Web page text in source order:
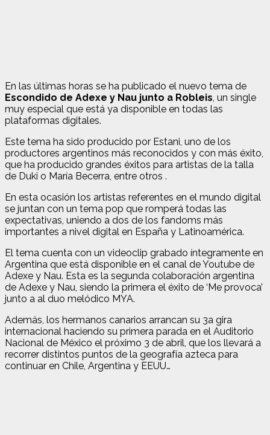
En las últimas horas se ha publicado el nuevo tema de
Escondido de Adexe y Nau junto a Robleis, un single
muy especial que está ya disponible en todas las
plataformas digitales.
Este tema ha sido producido por Estani, uno de los
productores argentinos más reconocidos y con más éxito,
que ha producido grandes éxitos para artistas de la talla
de Duki o María Becerra, entre otros .
En esta ocasión los artistas referentes en el mundo digital
se juntan con un tema pop que romperá todas las
expectativas, uniendo a dos de los fandoms más
importantes a nivel digital en España y Latinoamérica.
El tema cuenta con un videoclip grabado íntegramente en
Argentina que está disponible en el canal de Youtube de
Adexe y Nau. Esta es la segunda colaboración argentina
de Adexe y Nau, siendo la primera el éxito de ‘Me provoca’
junto a al duo melódico MYA.
Además, los hermanos canarios arrancan su 3a gira
internacional haciendo su primera parada en el Auditorio
Nacional de México el próximo 3 de abril, que los llevará a
recorrer distintos puntos de la geografía azteca para
continuar en Chile, Argentina y EEUU…